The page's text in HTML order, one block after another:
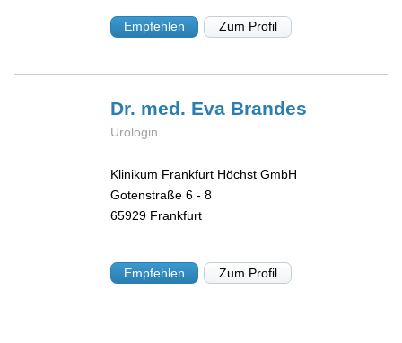
Empfehlen Zum Profil
Dr. med. Eva Brandes
Urologin
Klinikum Frankfurt Höchst GmbH
Gotenstraße 6 - 8
65929 Frankfurt
Empfehlen Zum Profil